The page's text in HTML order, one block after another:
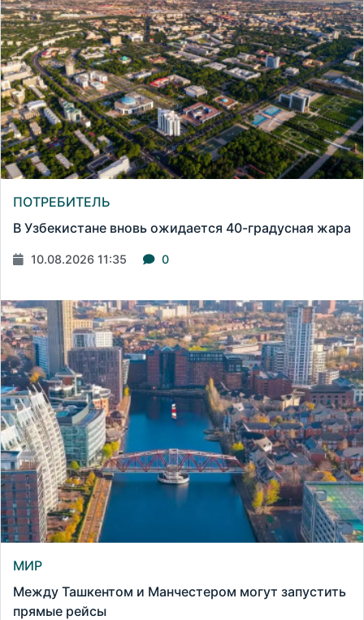
ПОТРЕБИТЕЛЬ
В Узбекистане вновь ожидается 40-градусная жара
10.08.2026 11:35 0
МИР
Между Ташкентом и Манчестером могут запустить
прямые рейсы